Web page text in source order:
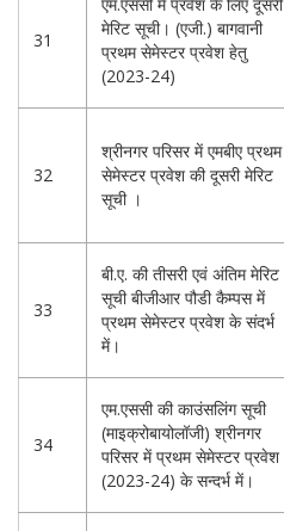
31
मेरिट सूची। (एजी.) बागवानी
प्रथम सेमेस्टर प्रवेश हेतु
(2023-24)
32
श्रीनगर परिसर में एमबीए प्रथम
सेमेस्टर प्रवेश की दूसरी मेरिट
सूची ।
33
बी.ए. की तीसरी एवं अंतिम मेरिट
सूची बीजीआर पौडी कैम्पस में
प्रथम सेमेस्टर प्रवेश के संदर्भ
में।
34
एम.एससी की काउंसलिंग सूची
(माइक्रोबायोलॉजी) श्रीनगर
परिसर में प्रथम सेमेस्टर प्रवेश
(2023-24) के सन्दर्भ में।